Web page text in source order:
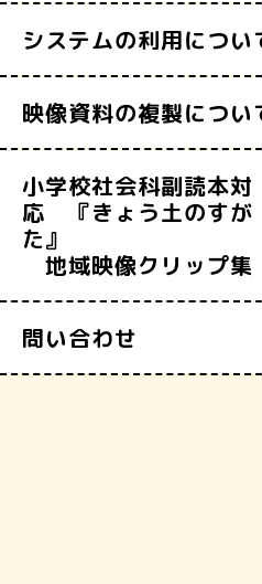
システムの利用につい
映像資料の複製につい
小学校社会科副読本対
応 『きょう土のすが
た』
地域映像クリップ集
問い合わせ